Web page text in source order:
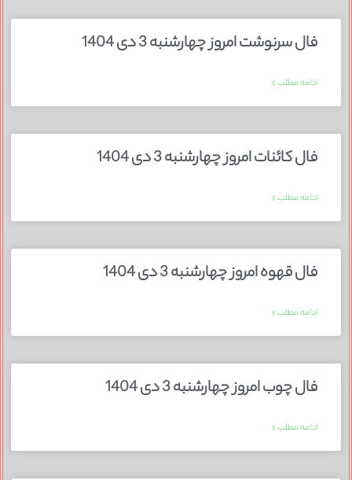
فال سرنوشت امروز چهارشنبه 3 دی 1404
ادامه مطلب »
فال کائنات امروز چهارشنبه 3 دی 1404
ادامه مطلب »
فال قهوه امروز چهارشنبه 3 دی 1404
ادامه مطلب »
فال چوب امروز چهارشنبه 3 دی 1404
ادامه مطلب »